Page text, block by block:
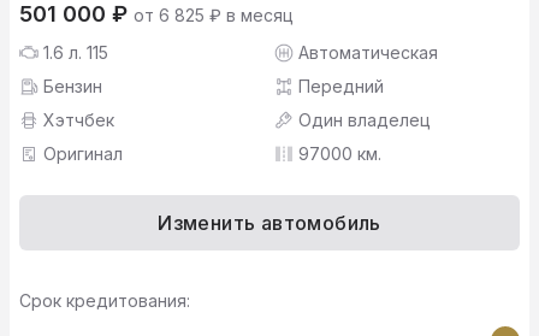
501 000 ₽ от 6 825 ₽ в месяц
1.6 л. 115
Автоматическая
Бензин
Передний
Хэтчбек
Один владелец
Оригинал
97000 км.
Изменить автомобиль
Срок кредитования: